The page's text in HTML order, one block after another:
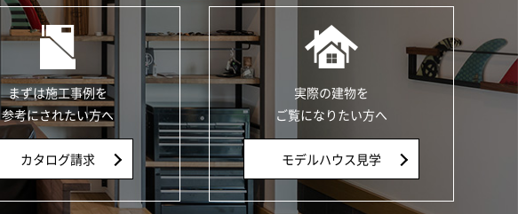
まずは施工事例を
参考にされたい方へ
カタログ請求
実際の建物を
ご覧になりたい方へ
モデルハウス見学